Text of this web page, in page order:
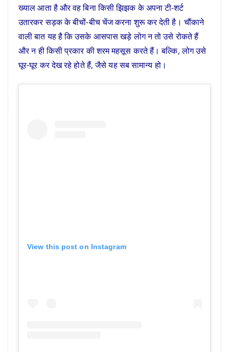
ख्याल आता है और वह बिना किसी झिझक के अपना टी-शर्ट
उतारकर सड़क के बीचों-बीच चेंज करना शुरू कर देती है। चौंकाने
वाली बात यह है कि उसके आसपास खड़े लोग न तो उसे रोकते हैं
और न ही किसी प्रकार की शरम महसूस करते हैं। बल्कि, लोग उसे
घूर-घूर कर देख रहे होते हैं, जैसे यह सब सामान्य हो।
View this post on Instagram